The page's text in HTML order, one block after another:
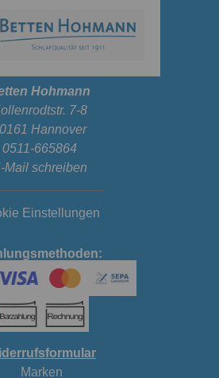
Hohmann
7-8
Hannover
0511-665864
Mail schreiben
Einstellungen
Marken